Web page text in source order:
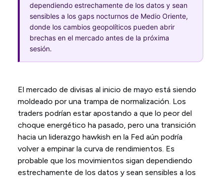
dependiendo estrechamente de los datos y sean
sensibles a los gaps nocturnos de Medio Oriente,
donde los cambios geopolíticos pueden abrir
brechas en el mercado antes de la próxima
sesión.
El mercado de divisas al inicio de mayo está siendo
moldeado por una trampa de normalización. Los
traders podrían estar apostando a que lo peor del
choque energético ha pasado, pero una transición
hacia un liderazgo hawkish en la Fed aún podría
volver a empinar la curva de rendimientos. Es
probable que los movimientos sigan dependiendo
estrechamente de los datos y sean sensibles a los